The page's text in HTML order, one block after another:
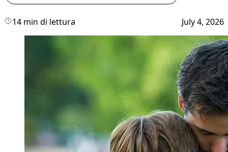
14 min di lettura July 4, 2026